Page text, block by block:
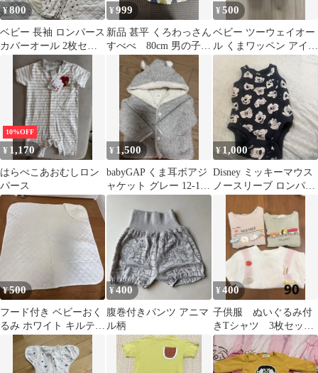
¥800
ベビー 長袖 ロンパース
カバーオール 2枚セッ
¥999
新品 甚平 くろわっさん
すべべ 80cm 男の子
祭り ベビー キッズ
¥500
ベビー ツーウェイオー
ル くまワッペン アイボ
リー
10%OFF
¥ 1,170
はらぺこあおむしロン
パース
¥ 1,500
babyGAP くま耳ボアジ
ャケット グレー 12-18
ヶ月
¥ 1,000
Disney ミッキーマウス
ノースリーブ ロンパー
¥500
フード付き ベビーおく
るみ ホワイト キルティ
¥400
腹巻付きパンツ アニマ
ル柄
¥400
子供服 ぬいぐるみ付
きTシャツ 3枚セッ
ト 90